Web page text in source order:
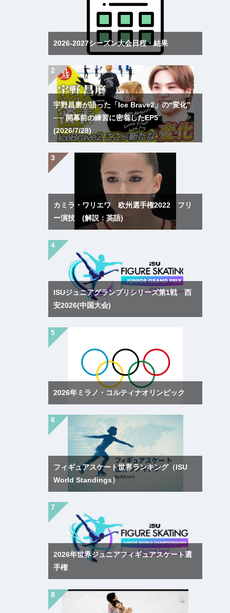
2026-2027シーズン大会日程・結果
宇野昌磨が語った「Ice Brave2」の“変化”
── 開幕前の練習に密着したEP5
(2026/7/28)
カミラ・ワリエワ 欧州選手権2022 フリ
ー演技 (解説：英語)
ISUジュニアグランプリシリーズ第1戦 西
安2026(中国大会)
2026年ミラノ・コルティナオリンピック
フィギュアスケート世界ランキング（ISU
World Standings）
2026年世界ジュニアフィギュアスケート選
手権